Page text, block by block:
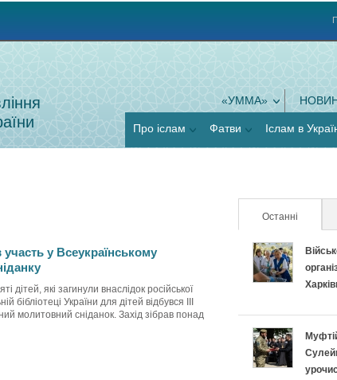
«УММА»
Про іслам Фатви Іслам в
у Всеукраїнському
дітей, які загинули внаслідок російської
бібліотеці України для дітей відбувся ІІІ
молитовний сніданок. Захід зібрав понад
Останні